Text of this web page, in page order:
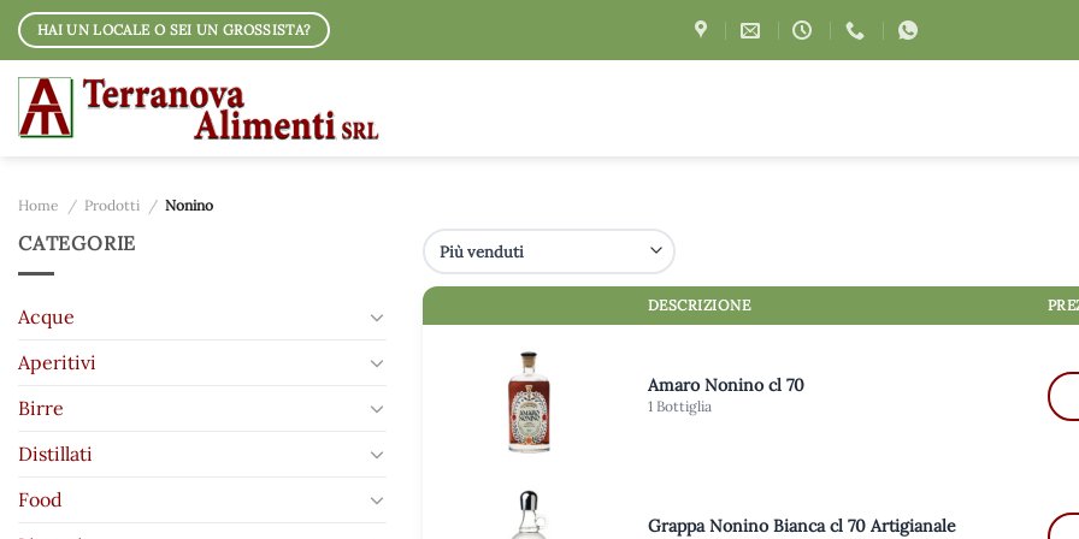
Salta
contenuti
HAI UN LOCALE O SEI UN GROSSISTA?
Home / Prodotti / Nonino
CATEGORIE
Acque
Aperitivi
Birre
Distillati
Food
DESCRIZIONE
Amaro Nonino cl 70
1 Bottiglia
Grappa Nonino Bianca cl 70 Artigianale